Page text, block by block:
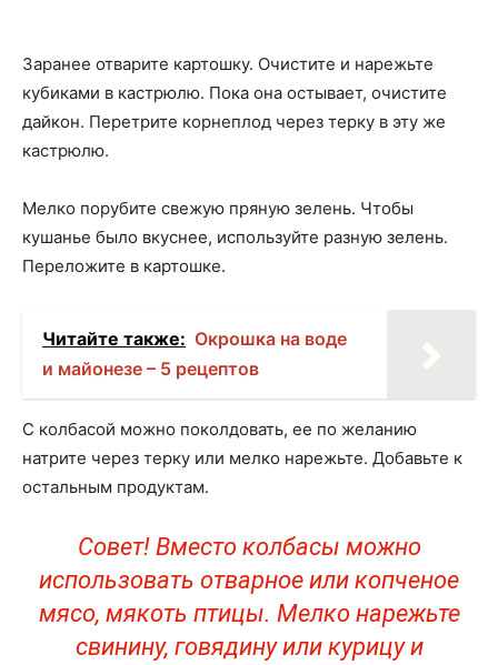
Заранее отварите картошку. Очистите и нарежьте
кубиками в кастрюлю. Пока она остывает, очистите
дайкон. Перетрите корнеплод через терку в эту же
кастрюлю.
Мелко порубите свежую пряную зелень. Чтобы
кушанье было вкуснее, используйте разную зелень.
Переложите в картошке.
Читайте также: Окрошка на воде
и майонезе – 5 рецептов
С колбасой можно поколдовать, ее по желанию
натрите через терку или мелко нарежьте. Добавьте к
остальным продуктам.
Совет! Вместо колбасы можно
использовать отварное или копченое
мясо, мякоть птицы. Мелко нарежьте
свинину, говядину или курицу и